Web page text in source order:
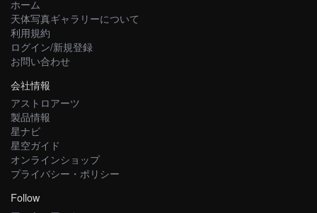
ホーム
天体写真ギャラリーについて
利用規約
ログイン/新規登録
お問い合わせ
会社情報
アストロアーツ
製品情報
星ナビ
星空ガイド
オンラインショップ
プライバシー・ポリシー
Follow